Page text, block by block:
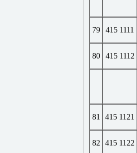
79 415 1111
80 415 1112
81 415 1121
82 415 1122